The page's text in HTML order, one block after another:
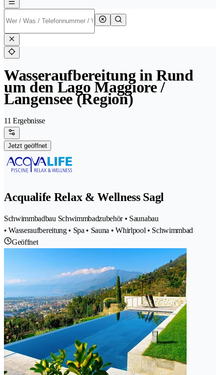
Wasseraufbereitung in Rund
um den Lago Maggiore /
Langensee (Region)
11 Ergebnisse
Jetzt geöffnet
Acqualife Relax & Wellness Sagl
Schwimmbadbau Schwimmbadzubehör • Saunabau
• Wasseraufbereitung • Spa • Sauna • Whirlpool • Schwimmbad
Geöffnet